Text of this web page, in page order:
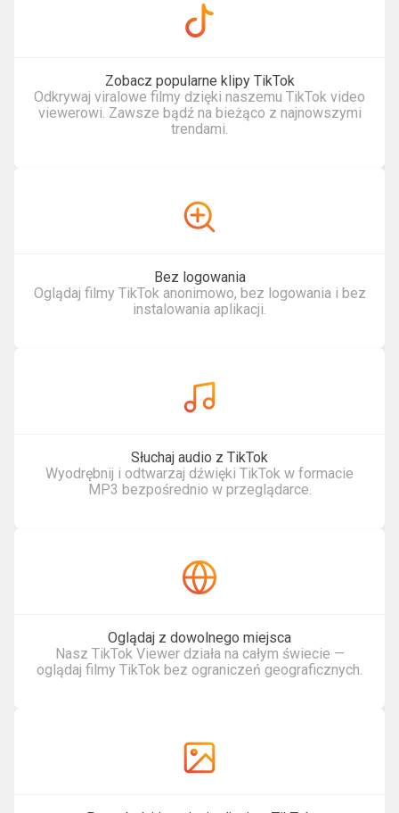
Zobacz popularne klipy TikTok
Odkrywaj viralowe filmy dzięki naszemu TikTok video
viewerowi. Zawsze bądź na bieżąco z najnowszymi
trendami.
Bez logowania
Oglądaj filmy TikTok anonimowo, bez logowania i bez
instalowania aplikacji.
Słuchaj audio z TikTok
Wyodrębnij i odtwarzaj dźwięki TikTok w formacie
MP3 bezpośrednio w przeglądarce.
Oglądaj z dowolnego miejsca
Nasz TikTok Viewer działa na całym świecie —
oglądaj filmy TikTok bez ograniczeń geograficznych.